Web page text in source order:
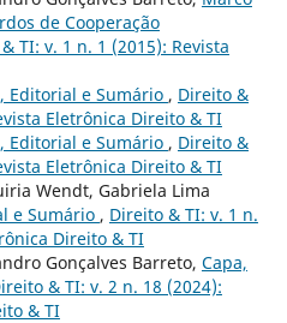
de Cooperação
TI: v. 1 n. 1 (2015): Revista
Editorial e Sumário , Direito &
Eletrônica Direito & TI
Editorial e Sumário , Direito &
Eletrônica Direito & TI
Wendt, Gabriela Lima
e Sumário , Direito & TI: v. 1 n.
Direito & TI
Gonçalves Barreto, Capa,
& TI: v. 2 n. 18 (2024):
& TI